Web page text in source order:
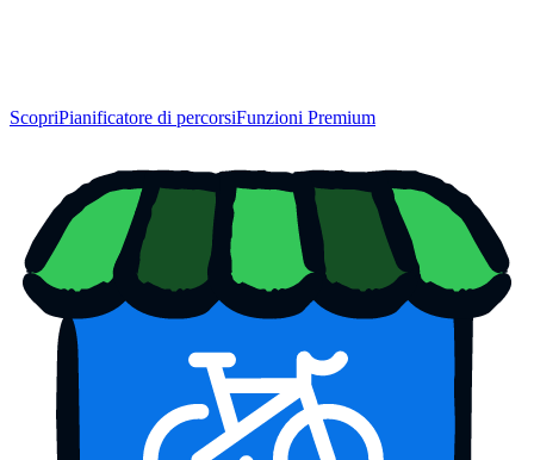
ScopriPianificatore di percorsiFunzioni Premium